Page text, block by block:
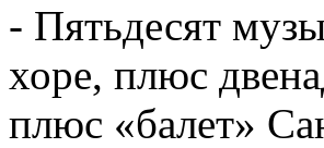
- Пятьдесят
хоре, плюс
плюс «балет»